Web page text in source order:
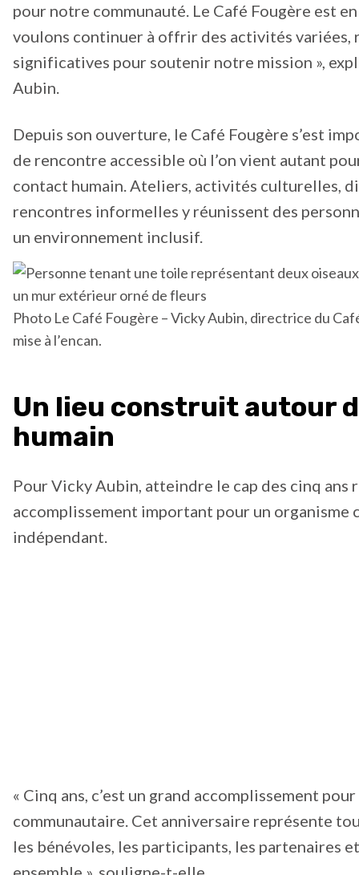
pour notre communauté. Le Café Fougère est
voulons continuer à offrir des activités variées,
significatives pour soutenir notre mission »,
Aubin.
Depuis son ouverture, le Café Fougère s’est
de rencontre accessible où l’on vient autant
contact humain. Ateliers, activités culturelles,
rencontres informelles y réunissent des
un environnement inclusif.
Photo Le Café Fougère – Vicky Aubin, directrice du
mise à l’encan.
Un lieu construit autour
humain
Pour Vicky Aubin, atteindre le cap des cinq ans
accomplissement important pour un organisme
indépendant.
« Cinq ans, c’est un grand accomplissement
communautaire. Cet anniversaire représente
les bénévoles, les participants, les partenaires